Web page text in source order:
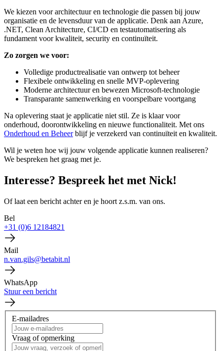
We kiezen voor architectuur en technologie die passen bij jouw
organisatie en de levensduur van de applicatie. Denk aan Azure,
.NET, Clean Architecture, CI/CD en testautomatisering als
fundament voor kwaliteit, security en continuïteit.
Zo zorgen we voor:
Volledige productrealisatie van ontwerp tot beheer
Flexibele ontwikkeling en snelle MVP-oplevering
Moderne architectuur en bewezen Microsoft-technologie
Transparante samenwerking en voorspelbare voortgang
Na oplevering staat je applicatie niet stil. Ze is klaar voor
onderhoud, doorontwikkeling en nieuwe functionaliteit. Met ons
Onderhoud en Beheerblijf je verzekerd van continuïteit en kwaliteit.
Wil je weten hoe wij jouw volgende applicatie kunnen realiseren?
We bespreken het graag met je.
Interesse? Bespreek het met Nick!
Of laat een bericht achter en je hoort z.s.m. van ons.
Bel
+31 (0)6 12184821
Mail
n.van.gils@betabit.nl
WhatsApp
Stuur een bericht
E-mailadres
Vraag of opmerking